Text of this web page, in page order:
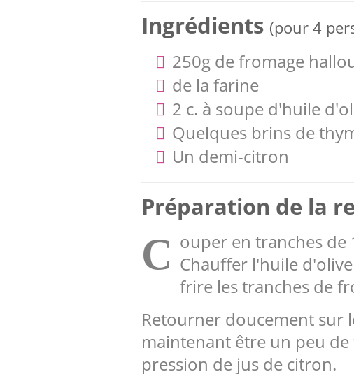
Ingrédients (pour 4
250g de fromage
de la farine
2 c. à soupe d'huile
Quelques brins de
Un demi-citron
Préparation de la
C ouper en tranches de
Chauffer l'huile
frire les tranches de
Retourner doucement sur
maintenant être un peu
pression de jus de citron.